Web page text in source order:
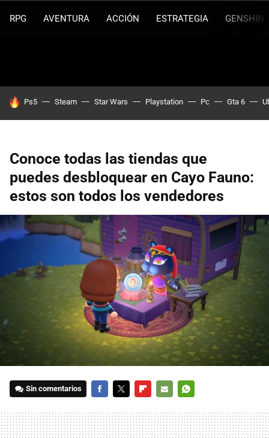
RPG AVENTURA ACCIÓN ESTRATEGIA GENSHIN
HOY SE HABLA DE
Ps5 Steam Star Wars Playstation Pc Gta 6
Conoce todas las tiendas que
puedes desbloquear en Cayo Fauno:
estos son todos los vendedores
Sin comentarios
MAIL